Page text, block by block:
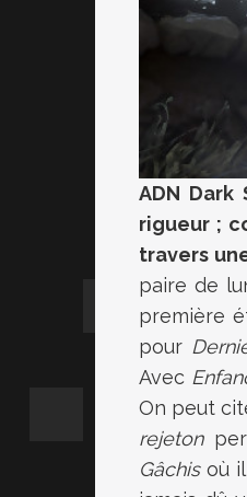
ADN
rigueur ;
travers
paire de
première
pour
Avec
On peut
rejeton
Gâchisoù il